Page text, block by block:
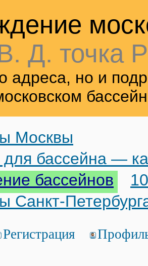
Д. точка
адреса, но и
Москвы
бассейна —
бассейнов
Санкт-
Регистрация